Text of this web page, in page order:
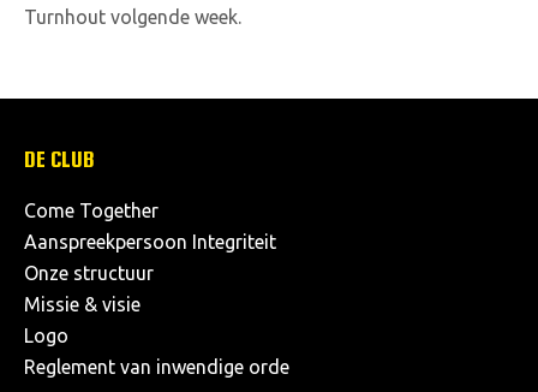
Turnhout volgende week.
DE CLUB
Come Together
Aanspreekpersoon Integriteit
Onze structuur
Missie & visie
Logo
Reglement van inwendige orde